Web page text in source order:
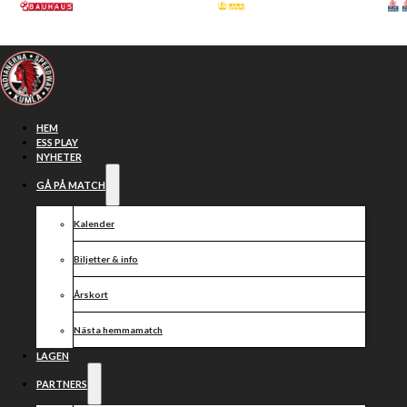
Hoppa till huvudinnehåll
HEM
ESS PLAY
NYHETER
GÅ PÅ MATCH
Kalender
Biljetter & info
Årskort
Nästa hemmamatch
LAGEN
PARTNERS
KLARA FÖR